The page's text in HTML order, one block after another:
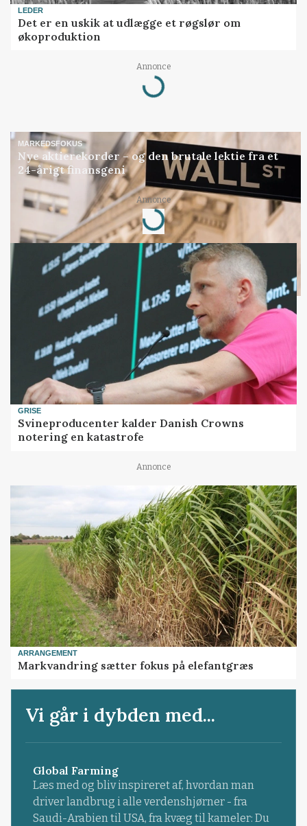
LEDER
Det er en uskik at udlægge et røgslør om
økoproduktion
Annonce
Loading...
MARKEDSFOKUS
Nye aktierekorder – og den brutale lektie fra et
24-årigt finansgeni
Annonce
Loading...
GRISE
Svineproducenter kalder Danish Crowns
notering en katastrofe
Annonce
ARRANGEMENT
Markvandring sætter fokus på elefantgræs
Vi går i dybden med...
Global Farming
Læs med og bliv inspireret af, hvordan man
driver landbrug i alle verdenshjørner - fra
Saudi-Arabien til USA, fra kvæg til kameler: Du